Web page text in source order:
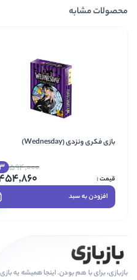
محصولات مشابه
بازی فکری ونزدی (Wednesday)
افزودن به سبد
594,000
بازبازی، برای با هم بودن. اینجا همیشه یه